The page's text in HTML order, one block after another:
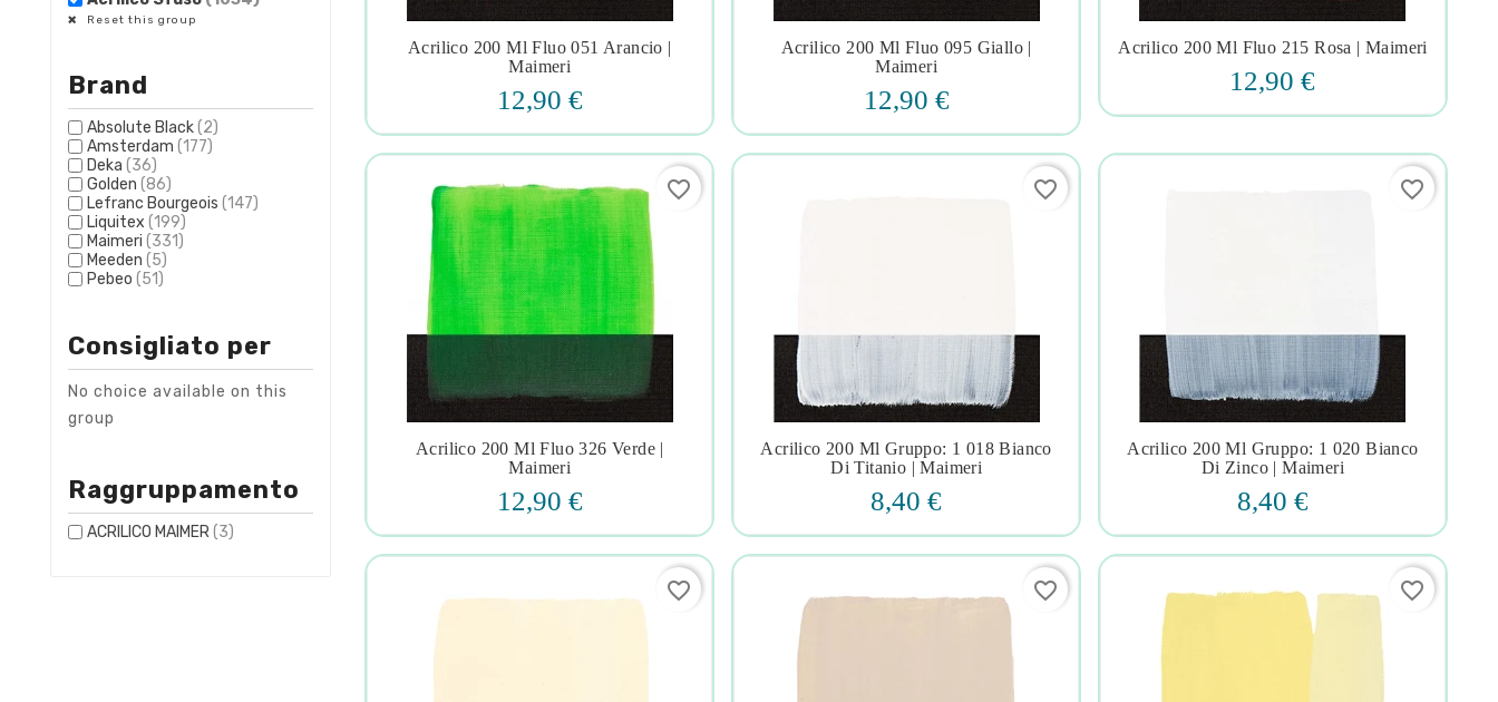
Reset this group
Brand
Absolute Black(2)
Amsterdam (177)
Deka (36)
Golden (86)
Lefranc Bourgeois (147)
Liquitex (199)
Maimeri (331)
Meeden (5)
Pebeo (51)
Consigliato per
No choice available on this
group
Raggruppamento
ACRILICO MAIMER(3)
 
Acrilico 200 Ml Fluo 051 Arancio |
Maimeri
12,90 €
 
Acrilico 200 Ml Fluo 095 Giallo |
Maimeri
12,90 €

Acrilico 200 Ml Fluo 215 Rosa | Maimeri
12,90 €
 
Acrilico 200 Ml Fluo 326 Verde |
Maimeri
12,90 €
favorite_border
   
Acrilico 200 Ml Gruppo: 1 018 Bianco
Di Titanio | Maimeri
8,40 €
favorite_border
   
Acrilico 200 Ml Gruppo: 1 020 Bianco
Di Zinco | Maimeri
8,40 €
favorite_border
favorite_border favorite_border favorite_border